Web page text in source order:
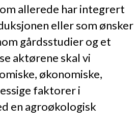
allerede har integrert
eller som ønsker
gårdsstudier og et
aktørene skal vi
økonomiske,
faktorer i
en agroøkologisk